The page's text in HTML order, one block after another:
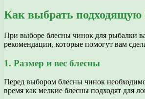
Как выбрать подходящую
При выборе блесны чинок для рыбалки
рекомендации, которые помогут вам
1. Размер и вес блесны
Перед выбором блесны чинок
время как мелкие блесны подходят для